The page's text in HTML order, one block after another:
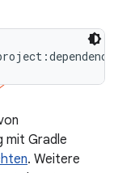
mit Gradle
. Weitere